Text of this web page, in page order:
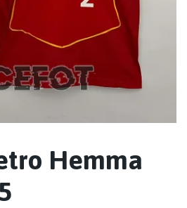
Hemma